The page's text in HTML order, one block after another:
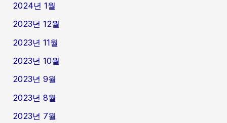
2024년 1월
2023년 12월
2023년 11월
2023년 10월
2023년 9월
2023년 8월
2023년 7월